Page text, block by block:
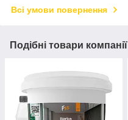
Всі умови повернення
Подібні товари компанії